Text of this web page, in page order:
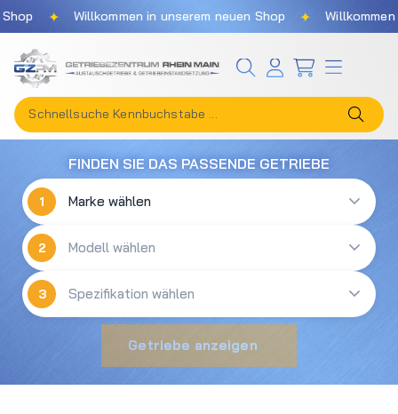
Zum Hauptinhalt springen
✦ Willkommen in unserem neuen Shop ✦ Willkommen
FINDEN SIE DAS PASSENDE GETRIEBE
1
2
3
Getriebe anzeigen